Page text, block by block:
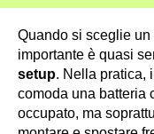
Quando si sceglie un
importante è quasi
setup. Nella pratica,
comoda una batteria
occupato, ma